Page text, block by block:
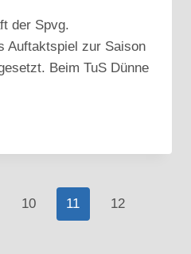
der Spvg.
Auftaktspiel zur Saison
Beim TuS Dünne
10 11 12